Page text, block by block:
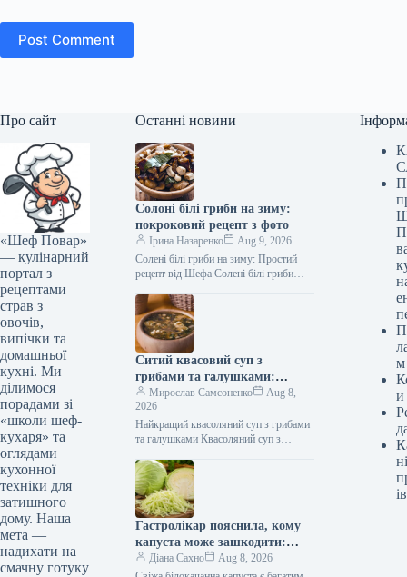
Post Comment
Про сайт
«Шеф Повар»
— кулінарний
портал з
рецептами
страв з
овочів,
випічки та
домашньої
кухні. Ми
ділимося
порадами зі
«школи шеф-
кухаря» та
оглядами
кухонної
техніки для
затишного
дому. Наша
мета —
надихати на
смачну готуку
Останні новини
Солоні білі гриби на зиму:
покроковий рецепт з фото
Ірина Назаренко
Aug 9, 2026
Солені білі гриби на зиму: Простий
рецепт від Шефа Солені білі гриби
на зиму —…
Ситий квасовий суп з
грибами та галушками:
покроковий рецепт з фото
Мирослав Самсоненко
Aug 8,
2026
Найкращий квасоляний суп з грибами
та галушками Квасоляний суп з
кулінарне диво, створене для…
Гастролікар пояснила, кому
капуста може зашкодити:
деталі на Gastronom.ru
Діана Сахно
Aug 8, 2026
м
и
ів